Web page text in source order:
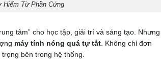
Hiểm Từ Phần Cứng
tâm” cho học tập, giải trí và sáng tạo. Nhưng
máy tính nóng quá tự tắt . Không chỉ đơn
bên trong hệ thống.